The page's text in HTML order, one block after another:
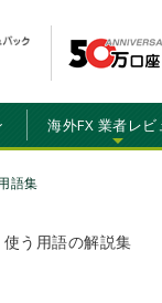
海外FX 業者レビ
語集
う用語の解説集